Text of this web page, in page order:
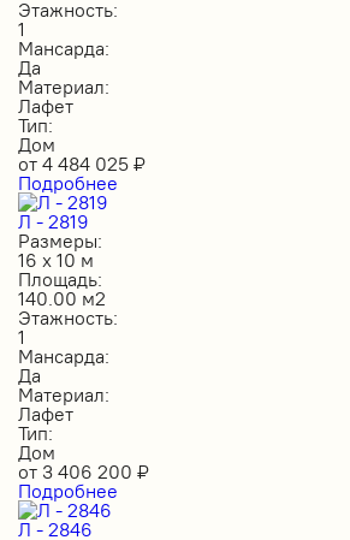
Этажность:
1
Мансарда:
Да
Материал:
Лафет
Тип:
Дом
от 4 484 025 ₽
Подробнее
Л - 2819
Размеры:
16 х 10 м
Площадь:
140.00 м2
Этажность:
1
Мансарда:
Да
Материал:
Лафет
Тип:
Дом
от 3 406 200 ₽
Подробнее
Л - 2846